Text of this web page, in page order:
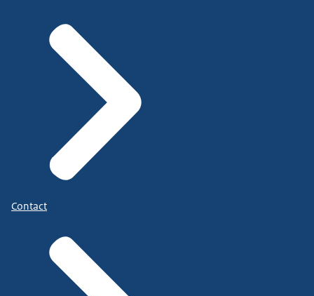
Contact